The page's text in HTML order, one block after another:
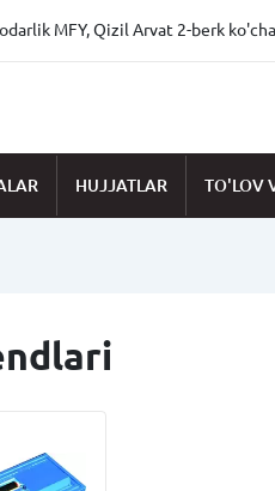
MFY, Qizil Arvat 2-berk
HUJJATLAR TO'LOV